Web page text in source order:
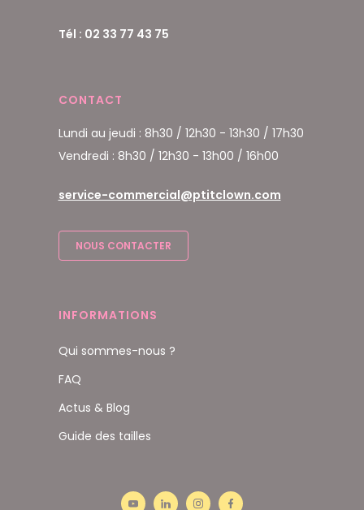
Tél : 02 33 77 43 75
CONTACT
Lundi au jeudi : 8h30 / 12h30 - 13h30 / 17h30
Vendredi : 8h30 / 12h30 - 13h00 / 16h00
service-commercial@ptitclown.com
NOUS CONTACTER
INFORMATIONS
Qui sommes-nous ?
FAQ
Actus & Blog
Guide des tailles